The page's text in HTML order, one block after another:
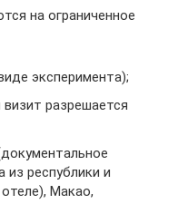
на ограниченное
эксперимента);
разрешается
республики и
Макао,